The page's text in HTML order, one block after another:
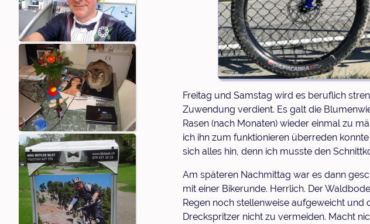
Freitag und Samstag wird es beruflich
Zuwendung verdient. Es galt die
Rasen (nach Monaten) wieder einmal zu
ich ihn zum funktionieren überreden
sich alles hin, denn ich musste den
Am späteren Nachmittag war es dann
mit einer Bikerunde. Herrlich. Der
Regen noch stellenweise aufgeweicht und
Dreckspritzer nicht zu vermeiden. Macht